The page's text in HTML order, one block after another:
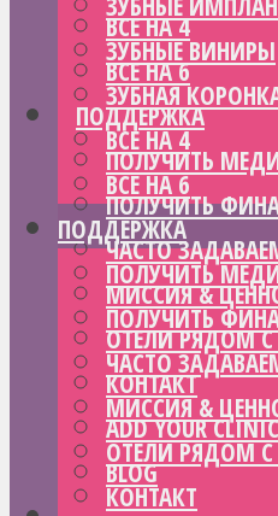
ВСЕ НА 4
ВСЕ НА 6
ПОДДЕРЖКА
ПОЛУЧИТЬ
ПОЛУЧИТЬ
ЧАСТО
МИССИЯ &
ОТЕЛИ РЯДОМ
КОНТАКТ
ADD YOUR CLINIC
BLOG
ЗУБНЫЕ ВИНИРЫ
ЗУБНАЯ
ВСЕ НА 4
ВСЕ НА 6
ПОДДЕРЖКА
ПОЛУЧИТЬ
ПОЛУЧИТЬ
ЧАСТО
МИССИЯ &
ОТЕЛИ РЯДОМ
КОНТАКТ